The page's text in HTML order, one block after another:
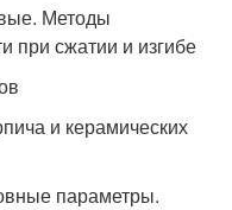
Методы
при сжатии и изгибе
и керамических
параметры.